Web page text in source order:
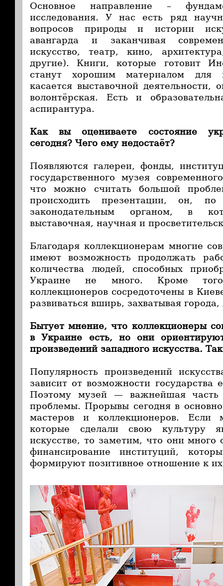
Основное направление –
исследования. У нас есть ряд
вопросов природы и истории
авангарда и заканчивая
искусство, театр, кино,
другие). Книги, которые готовит
станут хорошим материалом для
касается выставочной деятельности,
волонтёрская. Есть и
аспирантура.
Как вы оцениваете состояние
сегодня? Чего ему недостаёт?
Появляются галереи, фонды,
государственного музея
что можно считать большой
происходить презентации, он,
законодательным органом, в
выставочная, научная и
Благодаря коллекционерам многие
имеют возможность продолжать
количества людей, способных
Украине не много. Кроме
коллекционеров сосредоточены в
развиваться вширь, захватывая
Бытует мнение, что коллекционеры
в Украине есть, но они
произведений западного искусства.
Популярность произведений
зависит от возможности государства
Поэтому музей — важнейшая часть
проблемы. Прорывы сегодня в
мастеров и коллекционеров. Если
которые сделали свою культуру
искусстве, то заметим, что они
финансирование институций,
формируют позитивное отношение к их